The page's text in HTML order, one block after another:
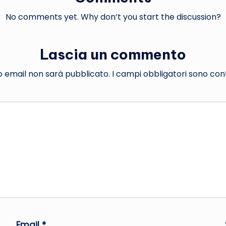
No comments yet. Why don’t you start the discussion?
Lascia un commento
email non sarà pubblicato. I campi obbligatori sono